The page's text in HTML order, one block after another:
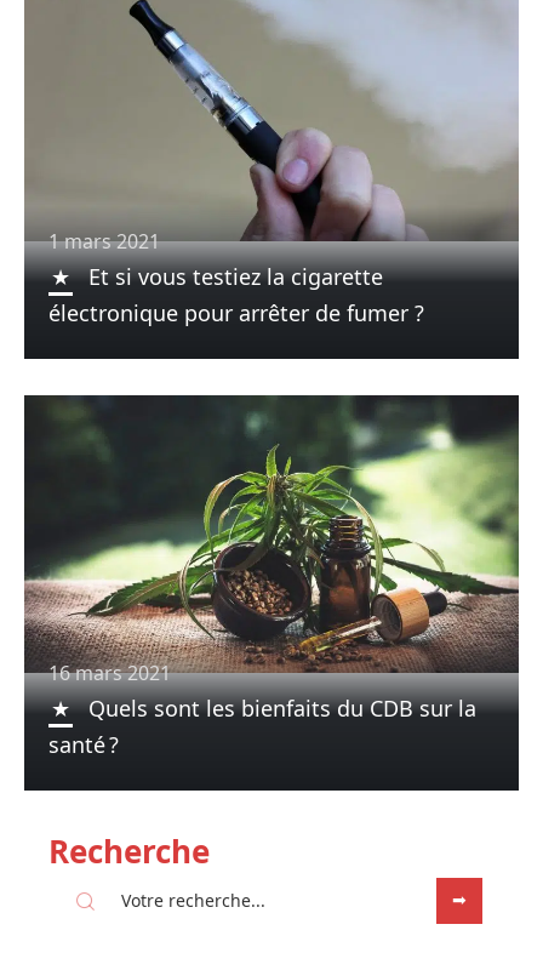
1 mars 2021
Et si vous testiez la cigarette
électronique pour arrêter de fumer ?
16 mars 2021
Quels sont les bienfaits du CDB sur la
santé ?
Recherche